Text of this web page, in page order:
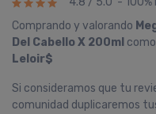
Comprando y valorando
Del Cabello X 200ml como
Leloir$
Si consideramos que tu
comunidad duplicaremos